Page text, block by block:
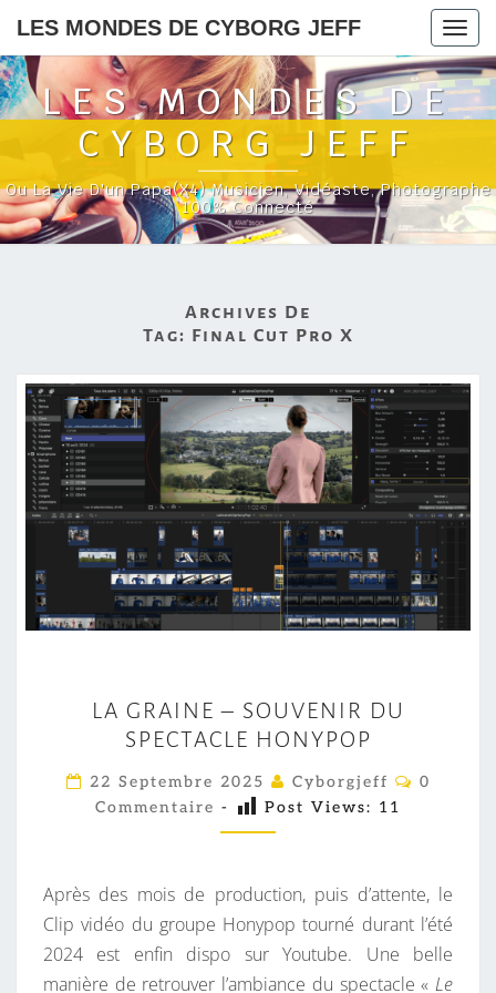
LES MONDES DE CYBORG JEFF
LES MONDES DE
CYBORG JEFF
Ou La Vie D'un Papa(x4) Musicien, Vidéaste, Photographe
100% Connecté
Archives De
Tag: Final Cut Pro X
A
G
R
A
I
E
–
S
O
LA GRAINE – SOUVENIR DU
SPECTACLE HONYPOP
22 Septembre 2025 Cyborgjeff
C
A
I
R
E
0
Commentaire - Post Views: 11
Après des mois de production, puis d’attente, le
Clip vidéo du groupe Honypop tourné durant l’été
2024 est enfin dispo sur Youtube. Une belle
manière de retrouver l’ambiance du spectacle « Le